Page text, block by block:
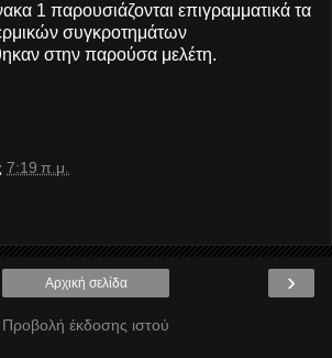
1 παρουσιάζονται επιγραμματικά τα
συγκροτημάτων
στην παρούσα μελέτη.
7:19 π.μ.
›
Αρχική σελίδα
Προβολή έκδοσης ιστού